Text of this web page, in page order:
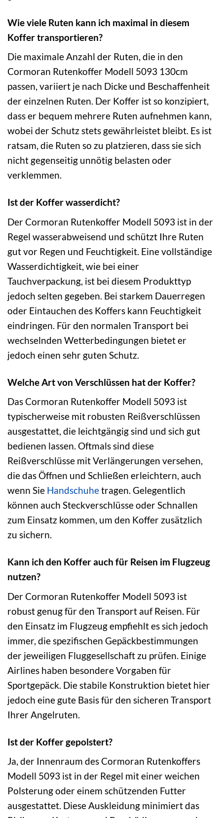
Wie viele Ruten kann ich maximal in diesem
Koffer transportieren?
Die maximale Anzahl der Ruten, die in den
Cormoran Rutenkoffer Modell 5093 130cm
passen, variiert je nach Dicke und Beschaffenheit
der einzelnen Ruten. Der Koffer ist so konzipiert,
dass er bequem mehrere Ruten aufnehmen kann,
wobei der Schutz stets gewährleistet bleibt. Es ist
ratsam, die Ruten so zu platzieren, dass sie sich
nicht gegenseitig unnötig belasten oder
verklemmen.
Ist der Koffer wasserdicht?
Der Cormoran Rutenkoffer Modell 5093 ist in der
Regel wasserabweisend und schützt Ihre Ruten
gut vor Regen und Feuchtigkeit. Eine vollständige
Wasserdichtigkeit, wie bei einer
Tauchverpackung, ist bei diesem Produkttyp
jedoch selten gegeben. Bei starkem Dauerregen
oder Eintauchen des Koffers kann Feuchtigkeit
eindringen. Für den normalen Transport bei
wechselnden Wetterbedingungen bietet er
jedoch einen sehr guten Schutz.
Welche Art von Verschlüssen hat der Koffer?
Das Cormoran Rutenkoffer Modell 5093 ist
typischerweise mit robusten Reißverschlüssen
ausgestattet, die leichtgängig sind und sich gut
bedienen lassen. Oftmals sind diese
Reißverschlüsse mit Verlängerungen versehen,
die das Öffnen und Schließen erleichtern, auch
wenn Sie Handschuhetragen. Gelegentlich
können auch Steckverschlüsse oder Schnallen
zum Einsatz kommen, um den Koffer zusätzlich
zu sichern.
Kann ich den Koffer auch für Reisen im Flugzeug
nutzen?
Der Cormoran Rutenkoffer Modell 5093 ist
robust genug für den Transport auf Reisen. Für
den Einsatz im Flugzeug empfiehlt es sich jedoch
immer, die spezifischen Gepäckbestimmungen
der jeweiligen Fluggesellschaft zu prüfen. Einige
Airlines haben besondere Vorgaben für
Sportgepäck. Die stabile Konstruktion bietet hier
jedoch eine gute Basis für den sicheren Transport
Ihrer Angelruten.
Ist der Koffer gepolstert?
Ja, der Innenraum des Cormoran Rutenkoffers
Modell 5093 ist in der Regel mit einer weichen
Polsterung oder einem schützenden Futter
ausgestattet. Diese Auskleidung minimiert das